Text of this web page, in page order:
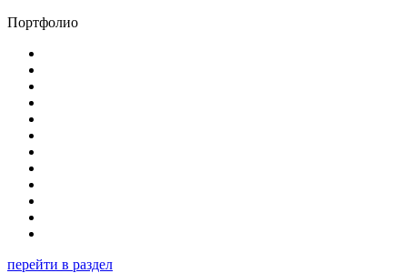
Портфолио
перейти в раздел